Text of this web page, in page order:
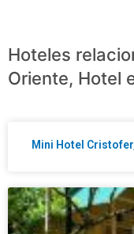
Hoteles
Oriente, Hotel
Mini Hotel